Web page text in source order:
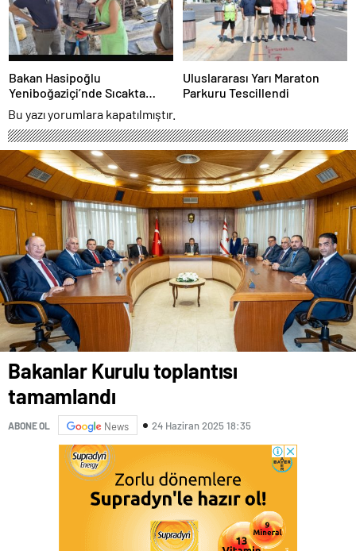
Bakan Hasipoğlu
Yeniboğaziçi’nde Sıcakta
Çalışma Yasağı Denetimlerine
Katıldı
Uluslararası Yarı Maraton
Parkuru Tescillendi
Bu yazı yorumlara kapatılmıştır.
Bakanlar Kurulu toplantısı
tamamlandı
ABONE OL News 24 Haziran 2025 18:35